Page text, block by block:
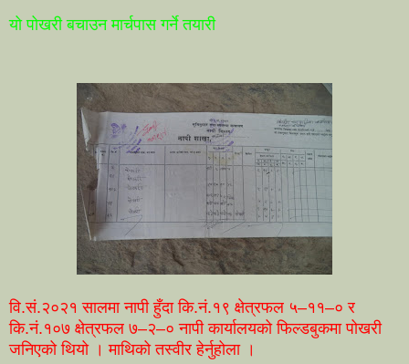
यो पोखरी बचाउन मार्चपास गर्ने तयारी
वि.सं.२०२१ सालमा नापी हुँदा कि.नं.१९ क्षेत्रफल ५–११–० र
कि.नं.१०७ क्षेत्रफल ७–२–० नापी कार्यालयको फिल्डबुकमा पोखरी
जनिएको थियो । माथिको तस्वीर हेर्नुहोला ।